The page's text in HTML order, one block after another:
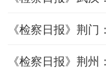
《检察日报》荆
《检察日报》荆